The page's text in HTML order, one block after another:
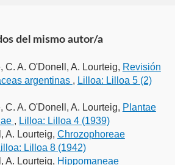
del mismo autor/a
C. A. O'Donell, A. Lourteig, Revisión
argentinas , Lilloa: Lilloa 5 (2)
C. A. O'Donell, A. Lourteig, Plantae
, Lilloa: Lilloa 4 (1939)
A. Lourteig, Chrozophoreae
Lilloa 8 (1942)
A. Lourteig, Hippomaneae